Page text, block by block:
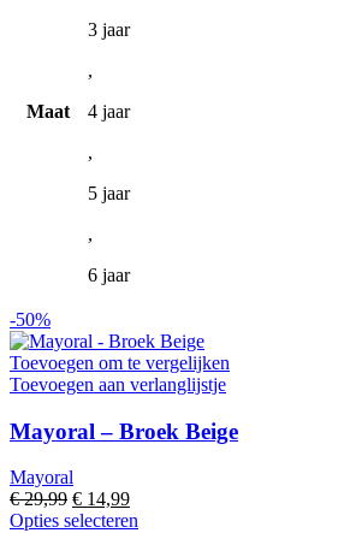
Maat
3 jaar
,
4 jaar
,
5 jaar
,
6 jaar
-50%
Toevoegen om te vergelijken
Toevoegen aan verlanglijstje
Mayoral – Broek Beige
Mayoral
€29,99 Oorspronkelijke
prijs
€ 14,99Huidige
prijs
Opties selecteren